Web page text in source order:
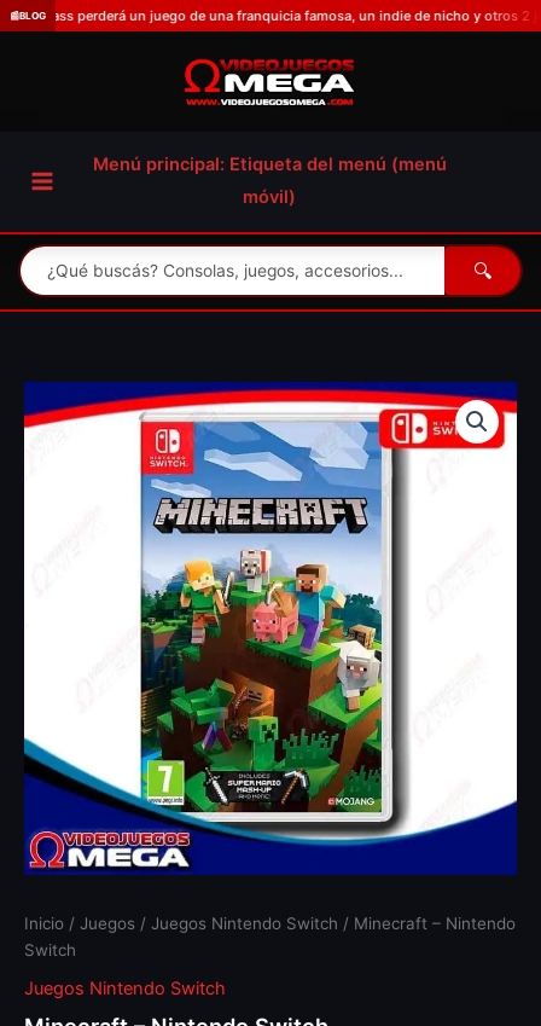
Omitir
📰BLOG
perderá un juego de una franquicia famosa, un indie de nicho y otros 2 juegos en
Menú principal: Etiqueta del menú (menú
móvil)
🔍
Inicio / Juegos / Juegos Nintendo Switch / Minecraft – Nintendo
Switch
Juegos Nintendo Switch